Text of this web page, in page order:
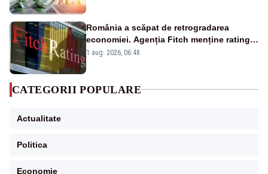
România a scăpat de retrogradarea
economiei. Agenția Fitch menține ratingul
„BBB-” cu perspectivă negativă
1 aug. 2026, 06:48
CATEGORII POPULARE
Actualitate
Politica
Economie